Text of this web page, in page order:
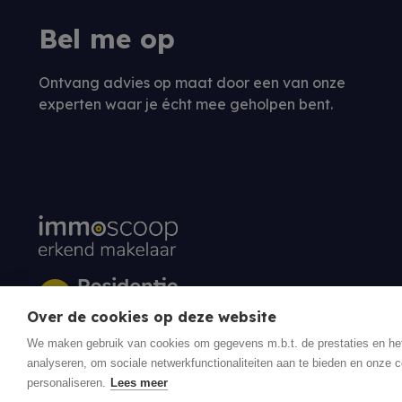
Bel me op
Ontvang advies op maat door een van onze
experten waar je écht mee geholpen bent.
© 2026 Residentie Vastgoed - Oudenburg
Over de cookies op deze website
We maken gebruik van cookies om gegevens m.b.t. de prestaties en
analyseren, om sociale netwerkfunctionaliteiten aan te bieden en onze
personaliseren. Lees meer